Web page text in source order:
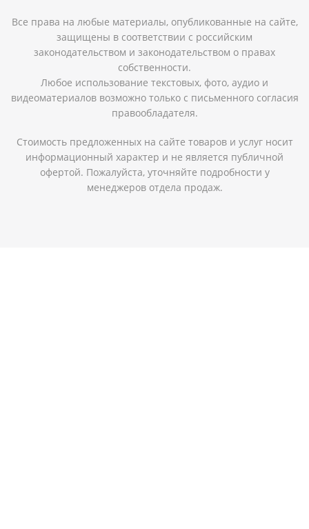
Все права на любые материалы, опубликованные на сайте,
защищены в соответствии с российским
законодательством и законодательством о правах
собственности.
Любое использование текстовых, фото, аудио и
видеоматериалов возможно только с письменного согласия
правообладателя.
Стоимость предложенных на сайте товаров и услуг носит
информационный характер и не является публичной
офертой. Пожалуйста, уточняйте подробности у
менеджеров отдела продаж.